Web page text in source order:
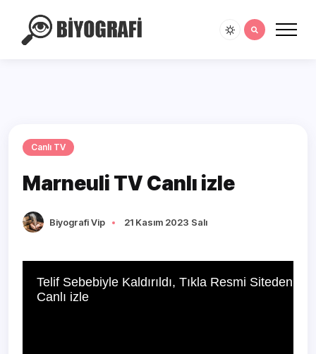
Canlı TV
Marneuli TV Canlı izle
Biyografi Vip 21 Kasım 2023 Salı